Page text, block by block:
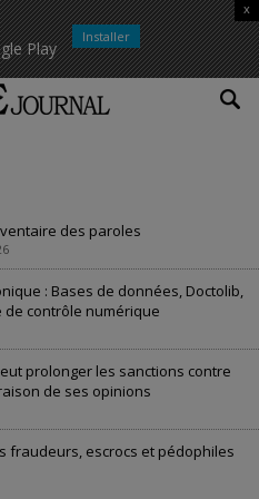
Play
x
Installer
des paroles
: Bases de données, Doctolib,
de contrôle numérique
prolonger les sanctions contre
de ses opinions
fraudeurs, escrocs et pédophiles